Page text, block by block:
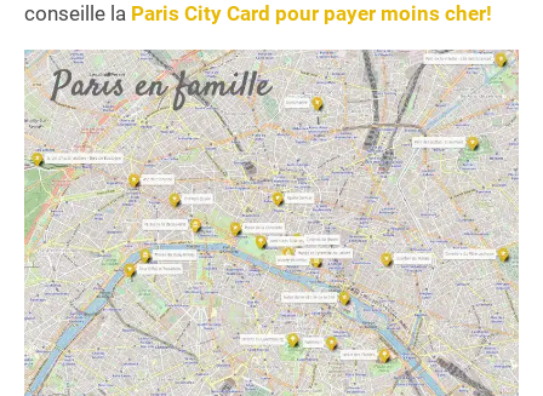
conseille la Paris City Card pour payer moins cher!